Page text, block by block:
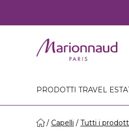
PRODOTTI TRAVEL
Capelli Tutti i